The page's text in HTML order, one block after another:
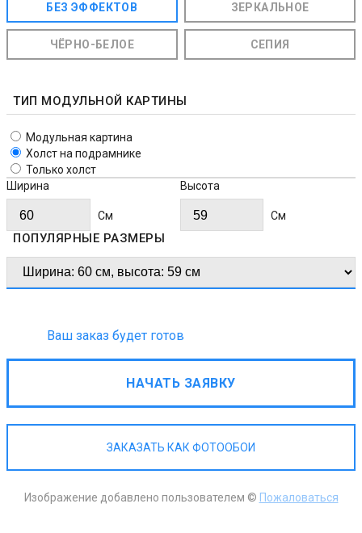
БЕЗ ЭФФЕКТОВ ЗЕРКАЛЬНОЕ
ЧЁРНО-БЕЛОЕ СЕПИЯ
ТИП МОДУЛЬНОЙ КАРТИНЫ
Модульная картина
Холст на подрамнике
Только холст
Ширина
Cм
Высота
Cм
ПОПУЛЯРНЫЕ РАЗМЕРЫ
Ваш заказ будет готов
НАЧАТЬ ЗАЯВКУ
ЗАКАЗАТЬ КАК ФОТООБОИ
Изображение добавлено пользователем © Пожаловаться